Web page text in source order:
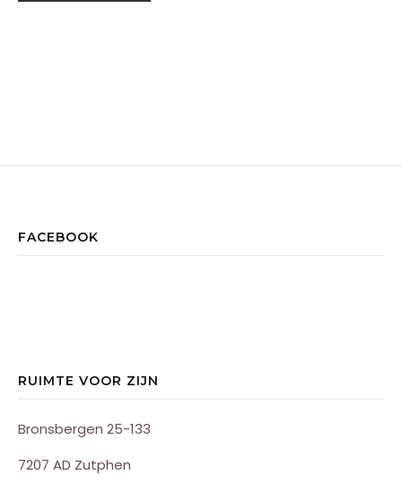
FACEBOOK
RUIMTE VOOR ZIJN
Bronsbergen 25-133
7207 AD Zutphen